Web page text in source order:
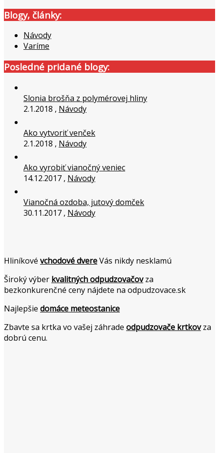
Blogy, články:
Návody
Varíme
Posledné pridané blogy:
Slonia brošňa z polymérovej hliny
2.1.2018 , Návody
Ako vytvoriť venček
2.1.2018 , Návody
Ako vyrobiť vianočný veniec
14.12.2017 , Návody
Vianočná ozdoba, jutový domček
30.11.2017 , Návody
Hliníkové vchodové dvereVás nikdy nesklamú
Široký výber kvalitných odpudzovačovza
bezkonkurenčné ceny nájdete na odpudzovace.sk
Najlepšie domáce meteostanice
Zbavte sa krtka vo vašej záhrade odpudzovače krtkovza
dobrú cenu.